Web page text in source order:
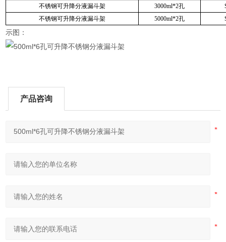
不锈钢可升降分液漏斗架
3000ml*2孔
不锈钢可升降分液漏斗架
5000ml*2孔
示图：
产品咨询